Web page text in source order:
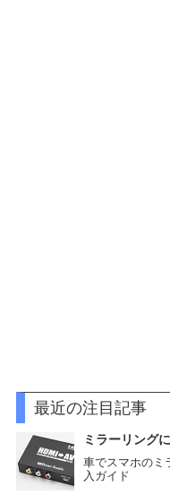
最近の注目記事
ミラーリング
車でスマホのミ
入ガイド